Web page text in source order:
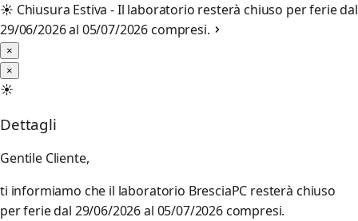
☀️ Chiusura Estiva - Il laboratorio resterà chiuso per ferie dal
29/06/2026 al 05/07/2026 compresi.
×
×
☀️
Dettagli
Gentile Cliente,
ti informiamo che il laboratorio BresciaPC resterà chiuso
per ferie dal 29/06/2026 al 05/07/2026 compresi.